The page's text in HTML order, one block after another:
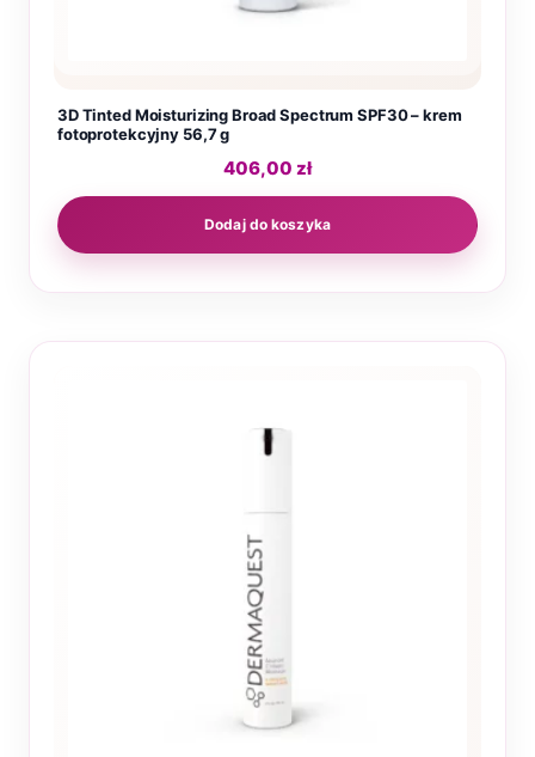
3D Tinted Moisturizing Broad Spectrum SPF30 – krem
fotoprotekcyjny 56,7 g
406,00 zł
Dodaj do koszyka